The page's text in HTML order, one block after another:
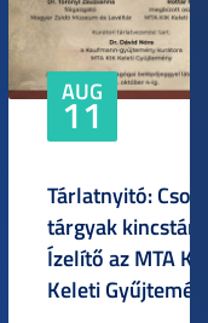
AUG
11
Tárlatnyitó:
tárgyak
Ízelítő az MTA
Keleti